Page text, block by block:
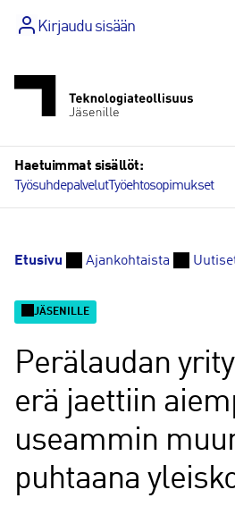
sisältöönKirjaudu sisään
Haetuimmat sisällöt:
TyösuhdepalvelutTyöehtosopimukset
Etusivu Ajankohtaista
JÄSENILLE
Perälaudan
erä jaettiin
useammin
puhtaana